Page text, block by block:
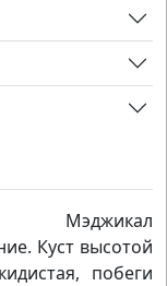
Мэджикал
Куст высотой
побеги